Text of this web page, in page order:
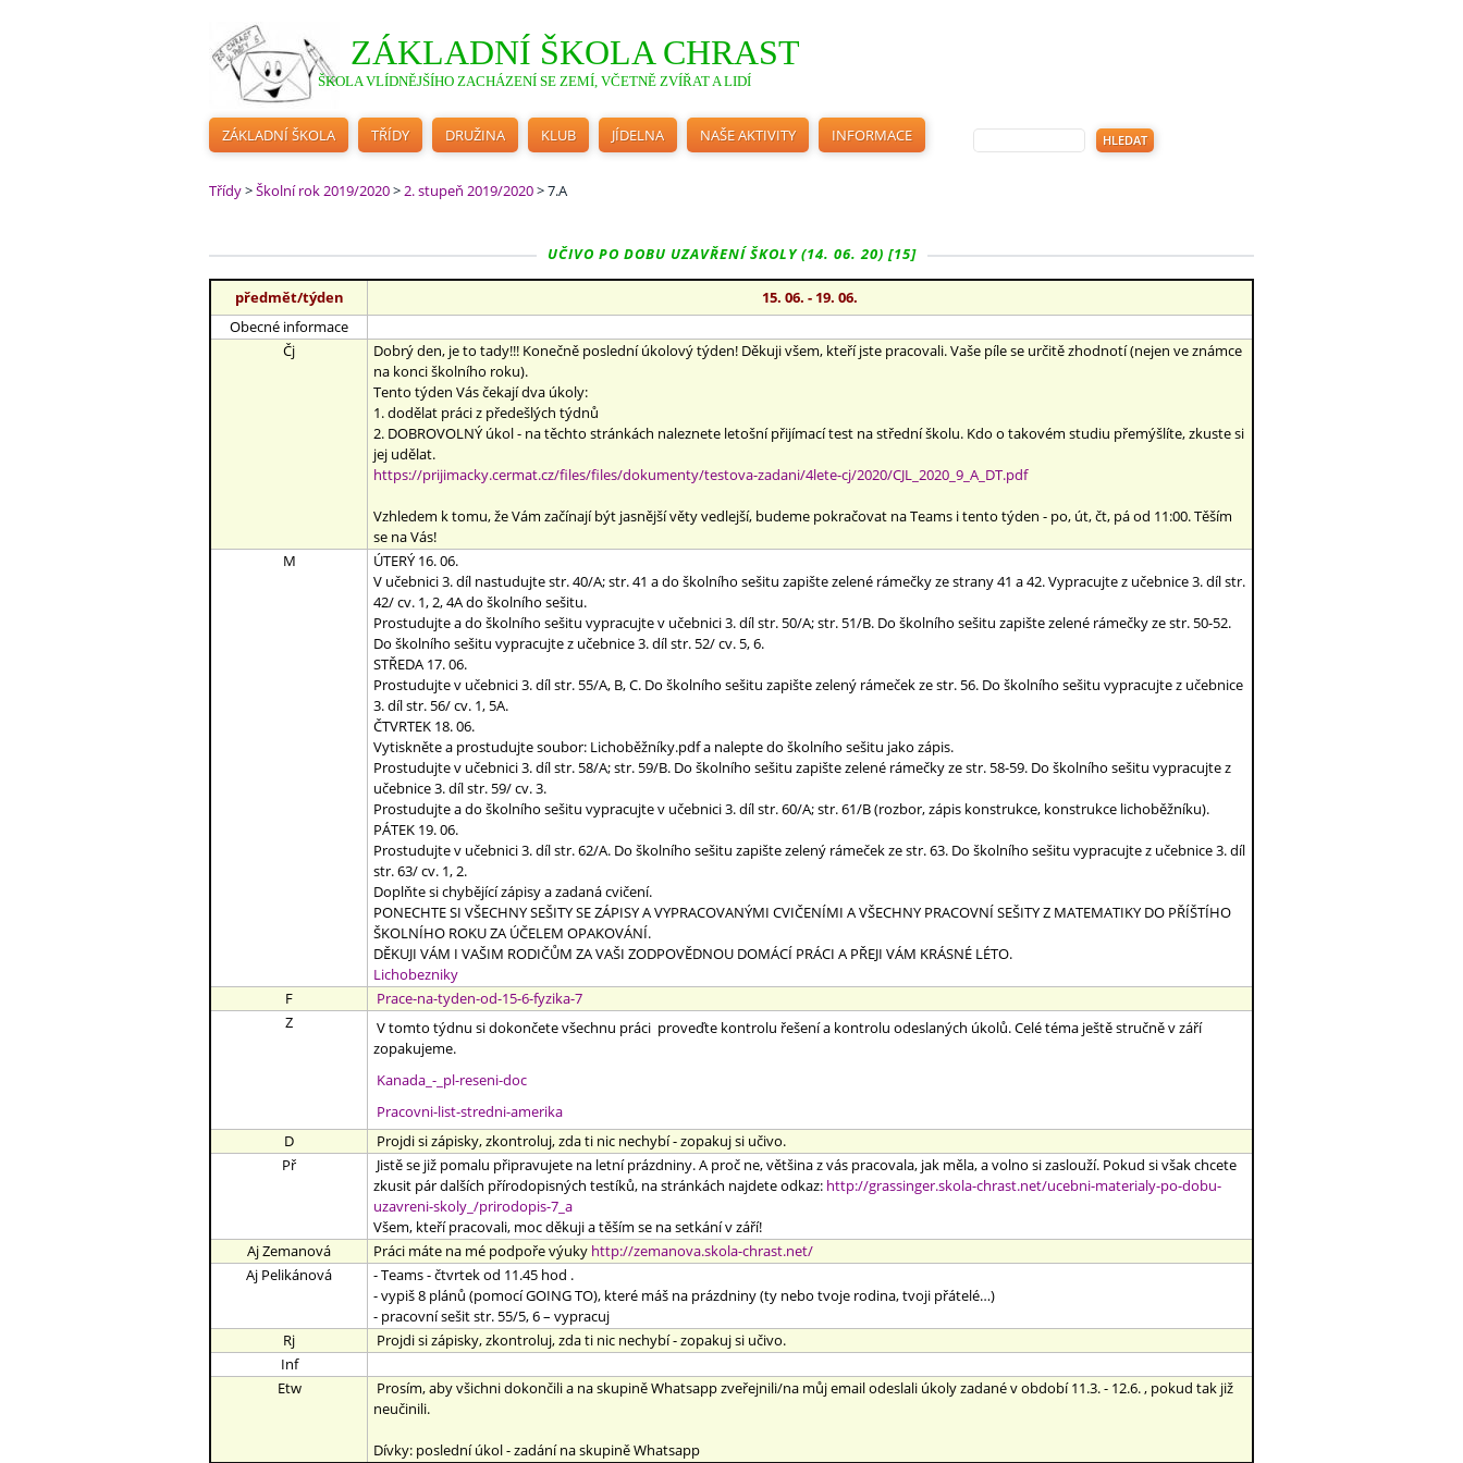
ZÁKLADNÍ ŠKOLA CHRAST
ŠKOLA VLÍDNĚJŠÍHO ZACHÁZENÍ SE ZEMÍ, VČETNĚ ZVÍŘAT A LIDÍ
ZÁKLADNÍ ŠKOLA TŘÍDY DRUŽINA KLUB JÍDELNA NAŠE AKTIVITY INFORMACE
Třídy>Školní rok 2019/2020>2. stupeň 2019/2020>7.A
UČIVO PO DOBU UZAVŘENÍ ŠKOLY (14. 06. 20) [15]
předmět/týden
15. 06. - 19. 06.
Obecné informace
Čj
Dobrý den, je to tady!!! Konečně poslední úkolový týden! Děkuji všem, kteří jste pracovali. Vaše píle se určitě zhodnotí (nejen ve známce
na konci školního roku).
Tento týden Vás čekají dva úkoly:
1. dodělat práci z předešlých týdnů
2. DOBROVOLNÝ úkol - na těchto stránkách naleznete letošní přijímací test na střední školu. Kdo o takovém studiu přemýšlíte, zkuste si
jej udělat.
https://prijimacky.cermat.cz/files/files/dokumenty/testova-zadani/4lete-cj/2020/CJL_2020_9_A_DT.pdf
Vzhledem k tomu, že Vám začínají být jasnější věty vedlejší, budeme pokračovat na Teams i tento týden - po, út, čt, pá od 11:00. Těším
se na Vás!
M
ÚTERÝ 16. 06.
V učebnici 3. díl nastudujte str. 40/A; str. 41 a do školního sešitu zapište zelené rámečky ze strany 41 a 42. Vypracujte z učebnice 3. díl str.
42/ cv. 1, 2, 4A do školního sešitu.
Prostudujte a do školního sešitu vypracujte v učebnici 3. díl str. 50/A; str. 51/B. Do školního sešitu zapište zelené rámečky ze str. 50-52.
Do školního sešitu vypracujte z učebnice 3. díl str. 52/ cv. 5, 6.
STŘEDA 17. 06.
Prostudujte v učebnici 3. díl str. 55/A, B, C. Do školního sešitu zapište zelený rámeček ze str. 56. Do školního sešitu vypracujte z učebnice
3. díl str. 56/ cv. 1, 5A.
ČTVRTEK 18. 06.
Vytiskněte a prostudujte soubor: Lichoběžníky.pdf a nalepte do školního sešitu jako zápis.
Prostudujte v učebnici 3. díl str. 58/A; str. 59/B. Do školního sešitu zapište zelené rámečky ze str. 58-59. Do školního sešitu vypracujte z
učebnice 3. díl str. 59/ cv. 3.
Prostudujte a do školního sešitu vypracujte v učebnici 3. díl str. 60/A; str. 61/B (rozbor, zápis konstrukce, konstrukce lichoběžníku).
PÁTEK 19. 06.
Prostudujte v učebnici 3. díl str. 62/A. Do školního sešitu zapište zelený rámeček ze str. 63. Do školního sešitu vypracujte z učebnice 3. díl
str. 63/ cv. 1, 2.
Doplňte si chybějící zápisy a zadaná cvičení.
PONECHTE SI VŠECHNY SEŠITY SE ZÁPISY A VYPRACOVANÝMI CVIČENÍMI A VŠECHNY PRACOVNÍ SEŠITY Z MATEMATIKY DO PŘÍŠTÍHO
ŠKOLNÍHO ROKU ZA ÚČELEM OPAKOVÁNÍ.
DĚKUJI VÁM I VAŠIM RODIČŮM ZA VAŠI ZODPOVĚDNOU DOMÁCÍ PRÁCI A PŘEJI VÁM KRÁSNÉ LÉTO.
Lichobezniky
F
Prace-na-tyden-od-15-6-fyzika-7
Z
V tomto týdnu si dokončete všechnu práci proveďte kontrolu řešení a kontrolu odeslaných úkolů. Celé téma ještě stručně v září
zopakujeme.
Kanada_-_pl-reseni-doc
Pracovni-list-stredni-amerika
D
Projdi si zápisky, zkontroluj, zda ti nic nechybí - zopakuj si učivo.
Př
Jistě se již pomalu připravujete na letní prázdniny. A proč ne, většina z vás pracovala, jak měla, a volno si zaslouží. Pokud si však chcete
zkusit pár dalších přírodopisných testíků, na stránkách najdete odkaz: http://grassinger.skola-chrast.net/ucebni-materialy-po-dobu-
uzavreni-skoly_/prirodopis-7_a
Všem, kteří pracovali, moc děkuji a těším se na setkání v září!
Aj Zemanová
Práci máte na mé podpoře výuky http://zemanova.skola-chrast.net/
Aj Pelikánová
- Teams - čtvrtek od 11.45 hod .
- vypiš 8 plánů (pomocí GOING TO), které máš na prázdniny (ty nebo tvoje rodina, tvoji přátelé…)
- pracovní sešit str. 55/5, 6 – vypracuj
Rj
Projdi si zápisky, zkontroluj, zda ti nic nechybí - zopakuj si učivo.
Inf
Etw
Prosím, aby všichni dokončili a na skupině Whatsapp zveřejnili/na můj email odeslali úkoly zadané v období 11.3. - 12.6. , pokud tak již
neučinili.
Dívky: poslední úkol - zadání na skupině Whatsapp